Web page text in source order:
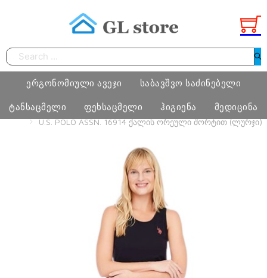
Search
ერგონომიული ავეჯი
სამეცადინო ერგონომიული მაგიდა
ერგონომიული სავარძლები
სკოლამდელი ასაკის ავეჯი
საბავშვო საძინებელი
ტანსაცმელი
ნატურალური შალის პროდუქცია
ფეხსაცმელი ჰიგიენა მედიცინა
HOME ᲢᲐᲜᲡᲐᲪᲛᲔᲚᲘ ᲥᲐᲚᲘ
ᲥᲐᲚᲘᲡ ᲝᲠᲔᲣᲚᲘ ᲨᲝᲠᲢᲘᲗ
U.S. POLO ASSN. 16914 ᲥᲐᲚᲘᲡ ᲝᲠᲔᲣᲚᲘ ᲨᲝᲠᲢᲘᲗ (ᲚᲣᲠᲯᲘ)